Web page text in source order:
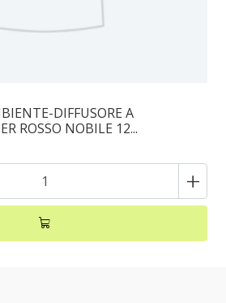
DIFFUSORE A
ROSSO NOBILE 12...
+